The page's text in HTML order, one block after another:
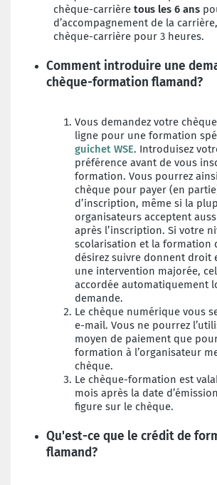
chèque-carrière tous les 6 ans
d’accompagnement de la
chèque-carrière pour 3 heures.
Comment introduire une
chèque-formation flamand?
Vous demandez votre
ligne pour une formation
guichet WSE. Introduisez
préférence avant de vous
formation. Vous pourrez
chèque pour payer (en
d’inscription, même si la
organisateurs acceptent
après l’inscription. Si votre
scolarisation et la formation
désirez suivre donnent droit
une intervention majorée,
accordée automatiquement
demande.
Le chèque numérique vous
e-mail. Vous ne pourrez
moyen de paiement que
formation à l’organisateur
chèque.
Le chèque-formation est
mois après la date
figure sur le chèque.
Qu'est-ce que le crédit de
flamand?